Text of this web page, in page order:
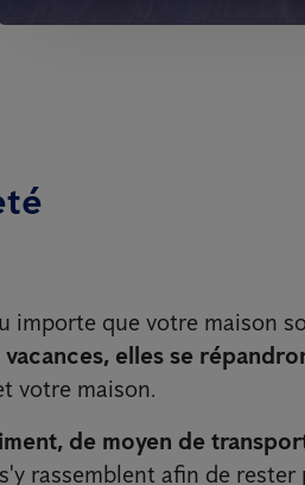
importe que votre maison
elles se
votre maison.
de moyen de
rassemblent afin de rester